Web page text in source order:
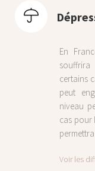
En
certains
peut
niveau
cas pour
Voir les